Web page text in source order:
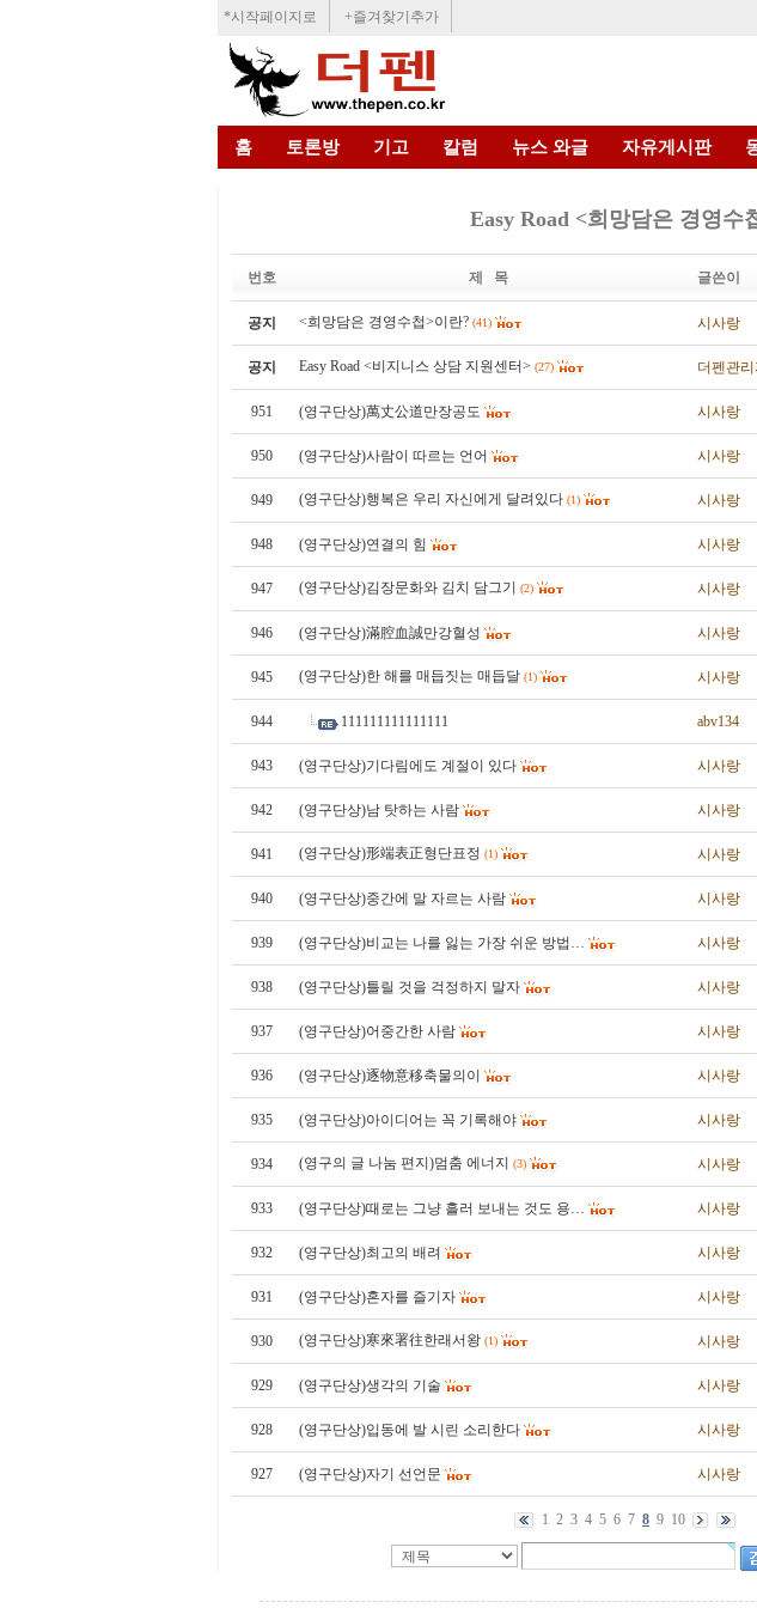
*시작페이지로 +즐겨찾기추가
홈 토론방 기고 칼럼 뉴스 와글 자유게시판
Easy Road <희망담은 경영수
번호 제 목 글쓴이
공지 <희망담은 경영수첩>이란? (41) 시사랑
공지 Easy Road <비지니스 상담 지원센터> (27) 더펜관리
951 (영구단상)萬丈公道만장공도 시사랑
950 (영구단상)사람이 따르는 언어 시사랑
949 (영구단상)행복은 우리 자신에게 달려있다 (1) 시사랑
948 (영구단상)연결의 힘 시사랑
947 (영구단상)김장문화와 김치 담그기 (2) 시사랑
946 (영구단상)滿腔血誠만강혈성 시사랑
945 (영구단상)한 해를 매듭짓는 매듭달 (1) 시사랑
944 111111111111111 abv134
943 (영구단상)기다림에도 계절이 있다 시사랑
942 (영구단상)남 탓하는 사람 시사랑
941 (영구단상)形端表正형단표정 (1) 시사랑
940 (영구단상)중간에 말 자르는 사람 시사랑
939 (영구단상)비교는 나를 잃는 가장 쉬운 방법… 시사랑
938 (영구단상)틀릴 것을 걱정하지 말자 시사랑
937 (영구단상)어중간한 사람 시사랑
936 (영구단상)逐物意移축물의이 시사랑
935 (영구단상)아이디어는 꼭 기록해야 시사랑
934 (영구의 글 나눔 편지)멈춤 에너지 (3) 시사랑
933 (영구단상)때로는 그냥 흘러 보내는 것도 용… 시사랑
932 (영구단상)최고의 배려 시사랑
931 (영구단상)혼자를 즐기자 시사랑
930 (영구단상)寒來署往한래서왕 (1) 시사랑
929 (영구단상)생각의 기술 시사랑
928 (영구단상)입동에 발 시린 소리한다 시사랑
927 (영구단상)자기 선언문 시사랑
1 2 3 4 5 6 7 8 9 10